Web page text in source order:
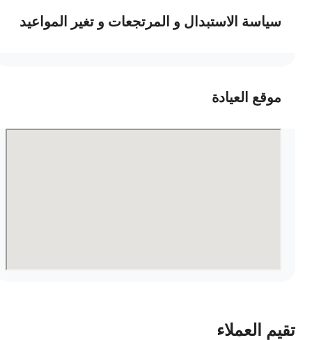
سياسة الاستبدال و المرتجعات و تغير المواعيد
موقع العيادة
العملاء